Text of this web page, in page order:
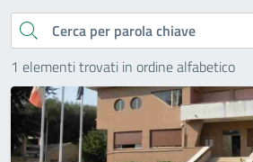
Cerca
1 elementi trovati in ordine alfabetico